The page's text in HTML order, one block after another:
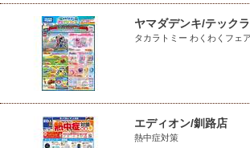
ヤマダデンキ/テック
タカラトミー わくわくフェア
エディオン/釧路店
熱中症対策